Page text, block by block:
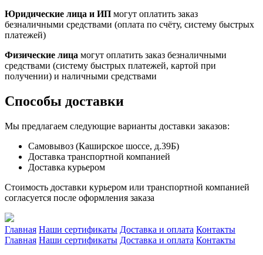
Юридические лица и ИП могут оплатить заказ
безналичными средствами (оплата по счёту, систему быстрых
платежей)
Физические лица могут оплатить заказ безналичными
средствами (систему быстрых платежей, картой при
получении) и наличными средствами
Способы доставки
Мы предлагаем следующие варианты доставки заказов:
Самовывоз (Каширское шоссе, д.39Б)
Доставка транспортной компанией
Доставка курьером
Стоимость доставки курьером или транспортной компанией
согласуется после оформления заказа
Главная Наши сертификаты Доставка и оплата Контакты
Главная Наши сертификаты Доставка и оплата Контакты